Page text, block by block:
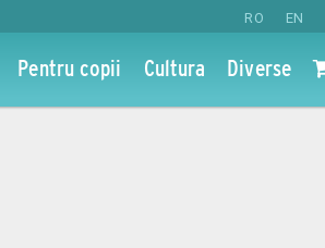
RO EN
Pentru copii Cultura Diverse